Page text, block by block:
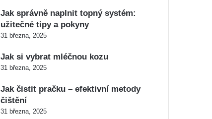
Jak správně naplnit topný systém:
užitečné tipy a pokyny
31 března, 2025
Jak si vybrat mléčnou kozu
31 března, 2025
Jak čistit pračku – efektivní metody
čištění
31 března, 2025